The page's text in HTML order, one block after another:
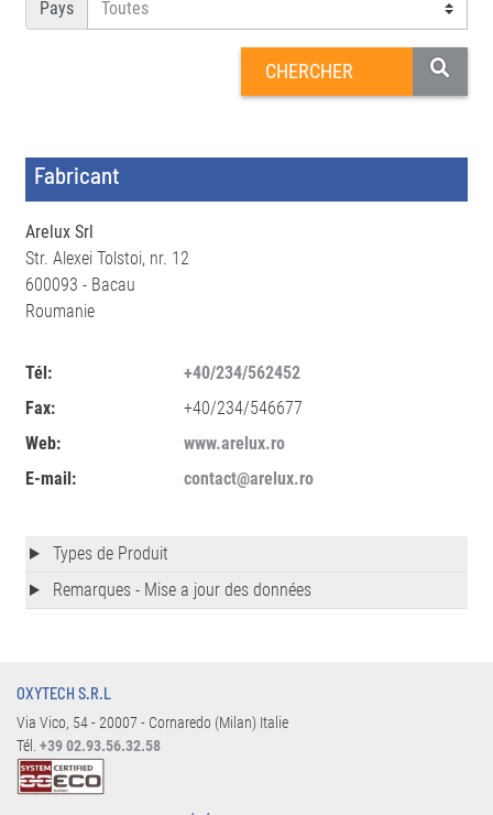
Pays
Fabricant
Arelux Srl
Str. Alexei Tolstoi, nr. 12
600093 - Bacau
Roumanie
Tél:
+40/234/562452
Fax:
+40/234/546677
Web:
www.arelux.ro
E-mail:
contact@arelux.ro
Types de Produit
Remarques - Mise a jour des données
OXYTECH S.R.L
Via Vico, 54 - 20007 - Cornaredo (Milan) Italie
Tél. +39 02.93.56.32.58